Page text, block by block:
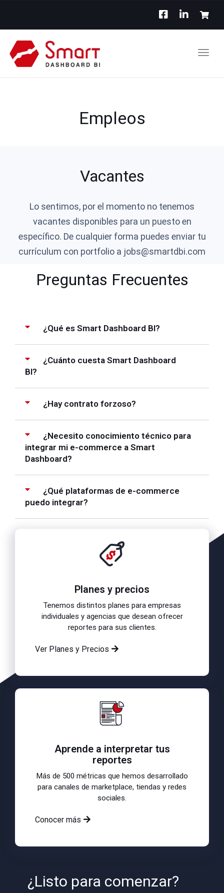
Empleos
Vacantes
Lo sentimos, por el momento no tenemos
vacantes disponibles para un puesto en
específico. De cualquier forma puedes enviar tu
currículum con portfolio a jobs@smartdbi.com
Preguntas Frecuentes
¿Qué es Smart Dashboard BI?
¿Cuánto cuesta Smart Dashboard
BI?
¿Hay contrato forzoso?
¿Necesito conocimiento técnico para
integrar mi e-commerce a Smart
Dashboard?
¿Qué plataformas de e-commerce
puedo integrar?
Planes y precios
Tenemos distintos planes para empresas
individuales y agencias que desean ofrecer
reportes para sus clientes.
Ver Planes y Precios
Aprende a interpretar tus
reportes
Más de 500 métricas que hemos desarrollado
para canales de marketplace, tiendas y redes
sociales.
Conocer más
¿Listo para comenzar?